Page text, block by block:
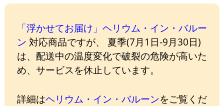
「浮かせてお届け」ヘリウム・イン・バルー
ン 対応商品ですが、 夏季(7月1日-9月30日)
は、配送中の温度変化で破裂の危険が高いた
め、サービスを休止しています。
詳細はヘリウム・イン・バルーンをご覧くだ